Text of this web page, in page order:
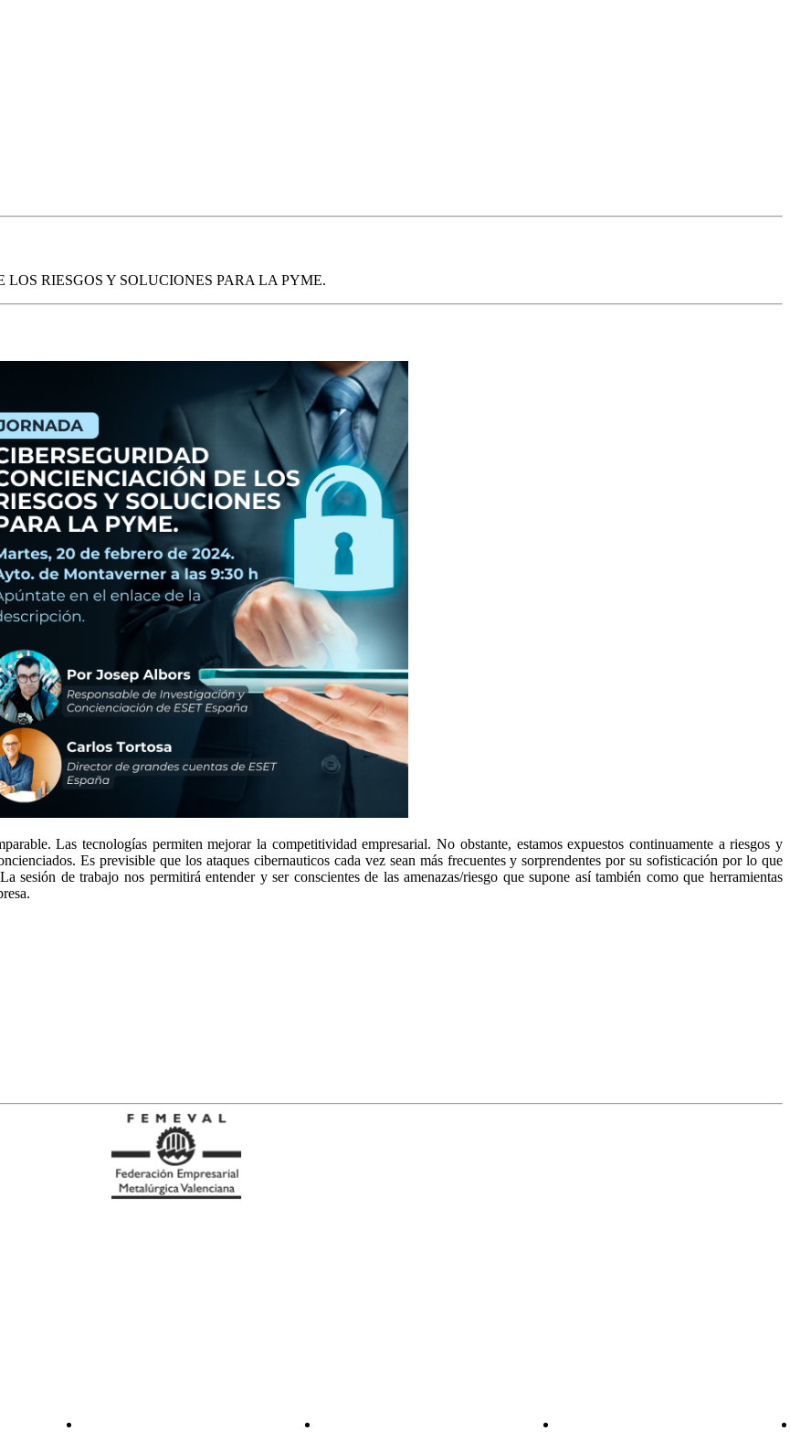
RIESGOS Y SOLUCIONES PARA LA PYME.
Las tecnologías permiten mejorar la competitividad empresarial. No obstante, estamos expuestos continuamente a riesgos y
Es previsible que los ataques cibernauticoscada vez sean más frecuentes y sorprendentes por su sofisticación por lo que
sesión de trabajo nos permitirá entender y ser conscientes de las amenazas/riesgo que supone así también como que herramientas